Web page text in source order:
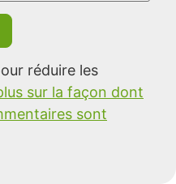
réduire les
sur la façon dont
sont